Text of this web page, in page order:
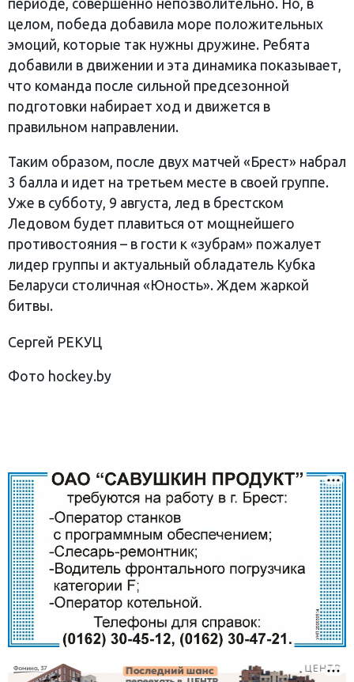
периоде, совершенно непозволительно. Но, в
целом, победа добавила море положительных
эмоций, которые так нужны дружине. Ребята
добавили в движении и эта динамика показывает,
что команда после сильной предсезонной
подготовки набирает ход и движется в
правильном направлении.
Таким образом, после двух матчей «Брест» набрал
3 балла и идет на третьем месте в своей группе.
Уже в субботу, 9 августа, лед в брестском
Ледовом будет плавиться от мощнейшего
противостояния – в гости к «зубрам» пожалует
лидер группы и актуальный обладатель Кубка
Беларуси столичная «Юность». Ждем жаркой
битвы.
Сергей РЕКУЦ
Фото hockey.by